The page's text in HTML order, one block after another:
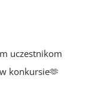
uczestnikom
konkursie🫶